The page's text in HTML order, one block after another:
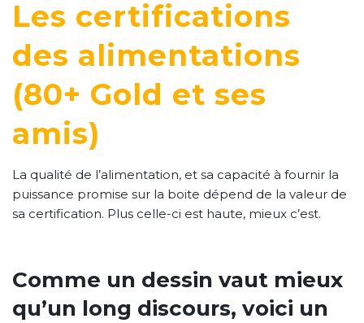
Les certifications
des alimentations
(80+ Gold et ses
amis)
La qualité de l’alimentation, et sa capacité à fournir la
puissance promise sur la boite dépend de la valeur de
sa certification. Plus celle-ci est haute, mieux c’est.
Comme un dessin vaut mieux
qu’un long discours, voici un